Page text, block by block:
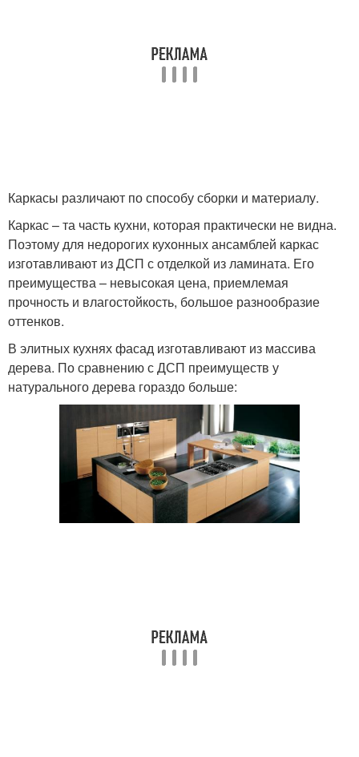
Каркасы различают по способу сборки и материалу.
Каркас – та часть кухни, которая практически не видна.
Поэтому для недорогих кухонных ансамблей каркас
изготавливают из ДСП с отделкой из ламината. Его
преимущества – невысокая цена, приемлемая
прочность и влагостойкость, большое разнообразие
оттенков.
В элитных кухнях фасад изготавливают из массива
дерева. По сравнению с ДСП преимуществ у
натурального дерева гораздо больше: